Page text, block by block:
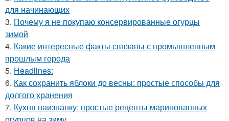
для начинающих
3. Почему я не покупаю консервированные огурцы
зимой
4. Какие интересные факты связаны с промышленным
прошлым города
5. Headlines:
6. Как сохранить яблоки до весны: простые способы для
долгого хранения
7. Кухня наизнанку: простые рецепты маринованных